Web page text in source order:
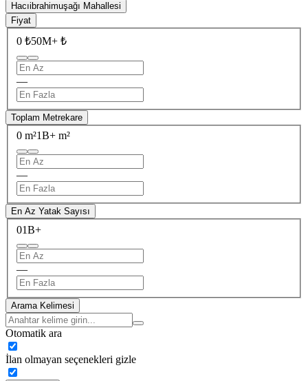
Hacıibrahimuşağı Mahallesi
Fiyat
0 ₺50M+ ₺
—
Toplam Metrekare
0 m²1B+ m²
—
En Az Yatak Sayısı
01B+
—
Arama Kelimesi
Otomatik ara
İlan olmayan seçenekleri gizle